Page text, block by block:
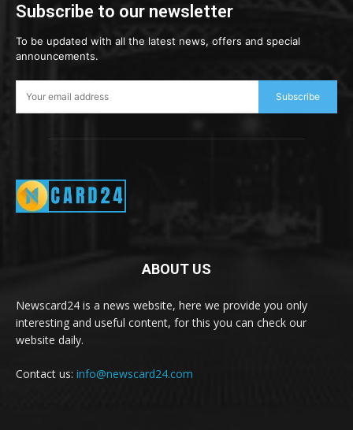
Subscribe to our newsletter
To be updated with all the latest news, offers and special
announcements.
Subscribe
ABOUT US
Newscard24 is a news website, here we provide you only
interesting and useful content, for this you can check our
website daily.
Contact us: info@newscard24.com